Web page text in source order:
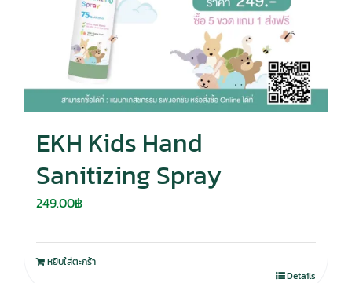
EKH Kids Hand
Sanitizing Spray
249.00฿
หยิบใส่ตะกร้า
Details